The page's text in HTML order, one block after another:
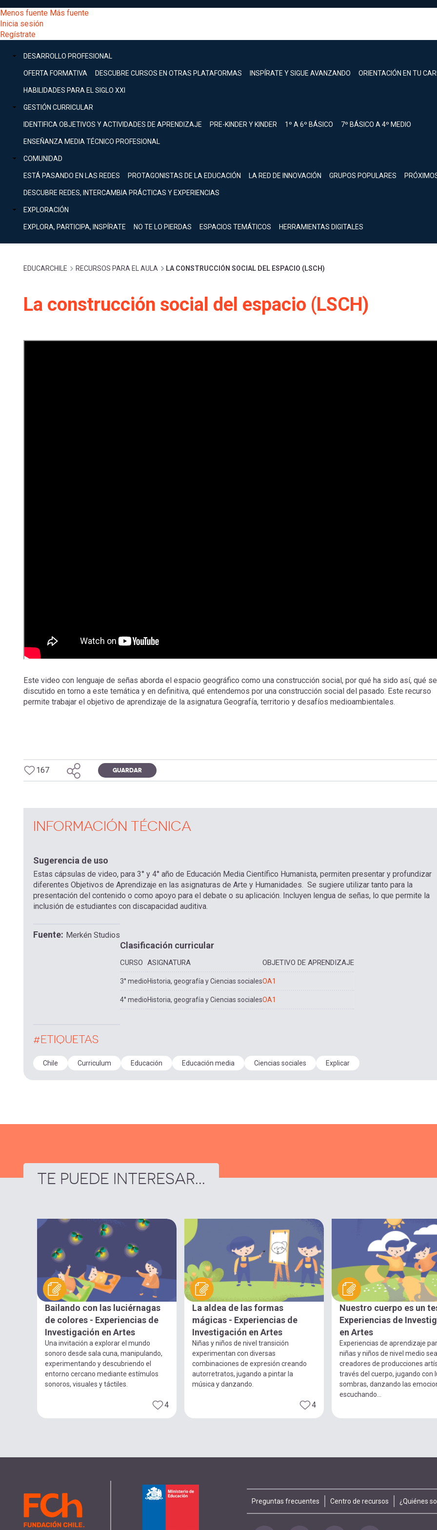
al
contenido
principal
[Educarchile
Escritorio]
Menú
entrar
mi
cuenta
Menos fuente Más fuente
Inicia sesión
Regístrate
Menú
principal
DESARROLLO PROFESIONAL
OFERTA FORMATIVA DESCUBRE CURSOS EN OTRAS PLATAFORMAS INSPÍRATE Y SIGUE AVANZANDO ORIENTACIÓN EN TU
HABILIDADES PARA EL SIGLO XXI
GESTIÓN CURRICULAR
IDENTIFICA OBJETIVOS Y ACTIVIDADES DE APRENDIZAJE PRE-KINDER Y KINDER 1º A 6º BÁSICO 7º BÁSICO A 4º MEDIO
ENSEÑANZA MEDIA TÉCNICO PROFESIONAL
COMUNIDAD
ESTÁ PASANDO EN LAS REDES PROTAGONISTAS DE LA EDUCACIÓN LA RED DE INNOVACIÓN GRUPOS POPULARES
DESCUBRE REDES, INTERCAMBIA PRÁCTICAS Y EXPERIENCIAS
EXPLORACIÓN
EXPLORA, PARTICIPA, INSPÍRATE NO TE LO PIERDAS ESPACIOS TEMÁTICOS HERRAMIENTAS DIGITALES
Buscar
Menú
principal
DESARROLLO
Expand
GESTIÓN
Expand
COMUNIDAD
Expand
EXPLORACIÓN
[Educarchile
Mobile]
Menú
mi
Inicia
Sobrescribir
enlaces
de
EDUCARCHILE RECURSOS PARA EL AULA LA CONSTRUCCIÓN SOCIAL DEL ESPACIO (LSCH)
La construcción social del espacio (LSCH)
Este video con lenguaje de señas aborda el espacio geográfico como una construcción social, por qué ha sido así, qué
discutido en torno a este temática y en definitiva, qué entendemos por una construcción social del pasado. Este recurso
permite trabajar el objetivo de aprendizaje de la asignatura Geografía, territorio y desafíos medioambientales.
167 GUARDAR
INFORMACIÓN TÉCNICA
Sugerencia de uso
Estas cápsulas de video, para 3° y 4° año de Educación Media Científico Humanista, permiten presentar y profundizar
diferentes Objetivos de Aprendizaje en las asignaturas de Arte y Humanidades. Se sugiere utilizar tanto para la
presentación del contenido o como apoyo para el debate o su aplicación. Incluyen lengua de señas, lo que permite la
inclusión de estudiantes con discapacidad auditiva.
Fuente Merkén Studios
Clasificación curricular
CURSO ASIGNATURA OBJETIVO DE APRENDIZAJE
3° medioHistoria, geografía y Ciencias socialesOA1
4° medioHistoria, geografía y Ciencias socialesOA1
#ETIQUETAS
Chile Curriculum Educación Educación media Ciencias sociales Explicar
TE PUEDE INTERESAR...
Bailando con las luciérnagas
de colores - Experiencias de
Investigación en Artes
Una invitación a explorar el mundo
sonoro desde sala cuna, manipulando,
experimentando y descubriendo el
entorno cercano mediante estímulos
sonoros, visuales y táctiles.
4
La aldea de las formas
mágicas - Experiencias de
Investigación en Artes
Niñas y niños de nivel transición
experimentan con diversas
combinaciones de expresión creando
autorretratos, jugando a pintar la
música y danzando.
4
Nuestro cuerpo es un
Experiencias de
en Artes
Experiencias de aprendizaje
niñas y niños de nivel medio
creadores de producciones
través del cuerpo, jugando con
sombras, danzando las
escuchando...
Footer
Preguntas frecuentes Centro de recursos ¿Quiénes
Inicia sesión.